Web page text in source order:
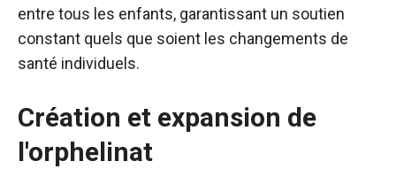
entre tous les enfants, garantissant un soutien
constant quels que soient les changements de
santé individuels.
Création et expansion de
l'orphelinat